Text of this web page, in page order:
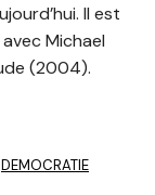
Il est
Michael
(2004).
DEMOCRATIE